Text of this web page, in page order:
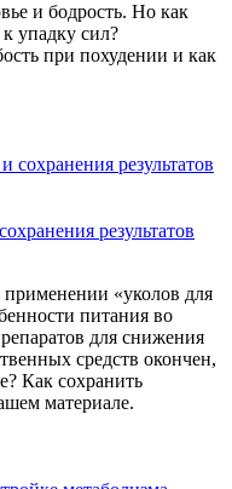
и бодрость. Но как
упадку сил?
при похудении и как
результатов
«уколов для
питания во
для снижения
средств окончен,
Как сохранить
материале.